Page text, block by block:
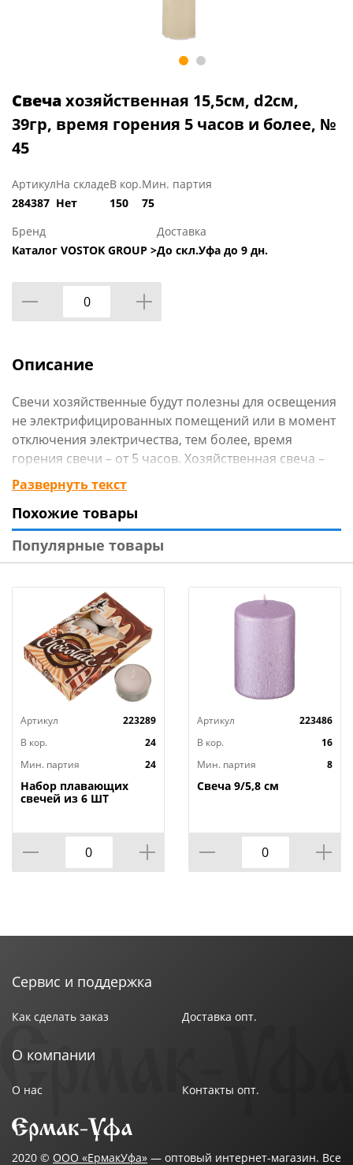
Свечахозяйственная 15,5см, d2см,
39гр, время горения 5 часов и более, №
45
Артикул
284387
На складе
Нет
В кор.
150
Мин. партия
75
Бренд
Каталог VOSTOK GROUP >
Доставка
До скл.Уфа до 9 дн.
Описание
Свечи хозяйственные будут полезны для освещения
не электрифицированных помещений или в момент
отключения электричества, тем более, время
горения свечи – от 5 часов. Хозяйственная свеча –
самый древний и распространенный вид свечи. Она
пользуется популярностью у любителей зимней
рыбалки – для обогрева палаток, туристов,
дачников.
Тип товара : Свеча хозяйственная
Бренд : ТОРГОВАЯ МАРКА ОТСУТСТВУЕТ
Вес : 39 г
Вес в упаковке : 0,036 кг
Материал : Парафин
Размер : 15,5 см, 2 см
Размер упаковки : 2,5x2,2x16 см
Цвет : Белый
Страна производства : Россия
Развернуть текст
Похожие товары
Популярные товары
Артикул
223289
В кор.
24
Мин. партия
24
Набор плавающих
свечей из 6 ШТ
Артикул
223486
В кор.
16
Мин. партия
8
Свеча 9/5,8 см
Сервис и поддержка
Как сделать заказ Доставка опт.
О компании
О нас Контакты опт.
2020 © ООО «ЕрмакУфа» — оптовый интернет-магазин. Все